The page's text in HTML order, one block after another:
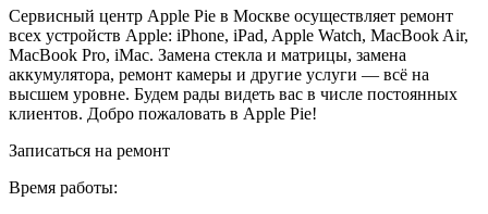
Сервисный центр Apple Pie в Москве осуществляет ремонт
всех устройств Apple: iPhone, iPad, Apple Watch, MacBook Air,
MacBook Pro, iMac. Замена стекла и матрицы, замена
аккумулятора, ремонт камеры и другие услуги — всё на
высшем уровне. Будем рады видеть вас в числе постоянных
клиентов. Добро пожаловать в Apple Pie!
Записаться на ремонт
Время работы: